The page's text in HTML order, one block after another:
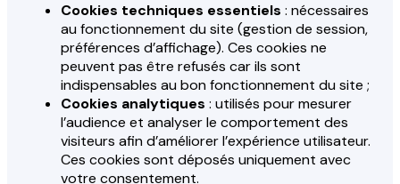
Cookies techniques essentiels : nécessaires
au fonctionnement du site (gestion de session,
préférences d’affichage). Ces cookies ne
peuvent pas être refusés car ils sont
indispensables au bon fonctionnement du site ;
Cookies analytiques : utilisés pour mesurer
l’audience et analyser le comportement des
visiteurs afin d’améliorer l’expérience utilisateur.
Ces cookies sont déposés uniquement avec
votre consentement.